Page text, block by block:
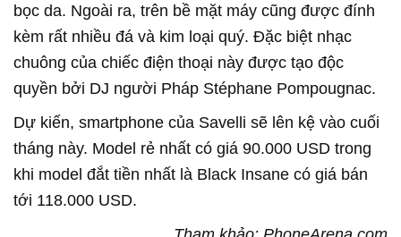
bọc da. Ngoài ra, trên bề mặt máy cũng được đính
kèm rất nhiều đá và kim loại quý. Đặc biệt nhạc
chuông của chiếc điện thoại này được tạo độc
quyền bởi DJ người Pháp Stéphane Pompougnac.
Dự kiến, smartphone của Savelli sẽ lên kệ vào cuối
tháng này. Model rẻ nhất có giá 90.000 USD trong
khi model đắt tiền nhất là Black Insane có giá bán
tới 118.000 USD.